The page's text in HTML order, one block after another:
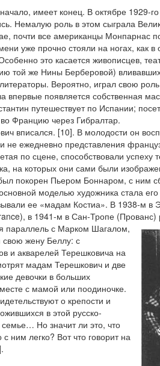
имеет конец. В октябре 1929-
Немалую роль в этом сыграла
почти все американцы Монпарнас
уже прочно стояли на ногах, как
это касается живописцев,
той же Нины Берберовой)
Вероятно, играл свою
впервые появляется собственная
путешествует по Испании;
Францию через Гибралтар.
вписался. [10]. В молодости он
не ежедневно представления
по сцене, способствовали успеху
на которых они сами были
покорен Пьером Боннаром, с ним
моделью художника стала
ее «мадам Костиа». В 1938-м в
в 1941-м в Сан-Тропе (Прованс)
параллель с Марком Шагалом,
жену Беллу: с
и акварелей Терешковича на
мадам Терешкович и две
девочки в больших
с мамой или поодиночке.
о крепости и
в этой русско-
Но значит ли это, что
ним легко? Вот что говорит на